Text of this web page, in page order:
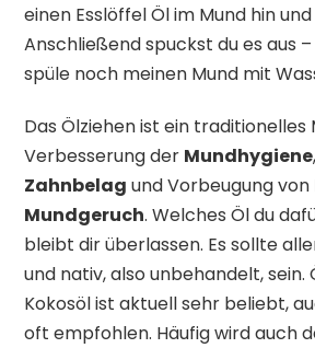
einen Esslöffel Öl im Mund hin
Anschließend spuckst du es aus
spüle noch meinen Mund mit
Das Ölziehen ist ein traditionelles
Verbesserung der Mundhygiene
Zahnbelag und Vorbeugung von
Mundgeruch. Welches Öl du
bleibt dir überlassen. Es sollte
und nativ, also unbehandelt, sein.
Kokosöl ist aktuell sehr beliebt,
oft empfohlen. Häufig wird auch